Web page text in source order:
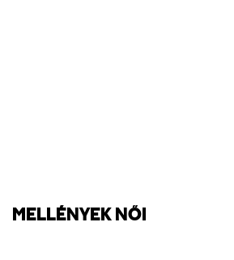
MELLÉNYEK NŐI